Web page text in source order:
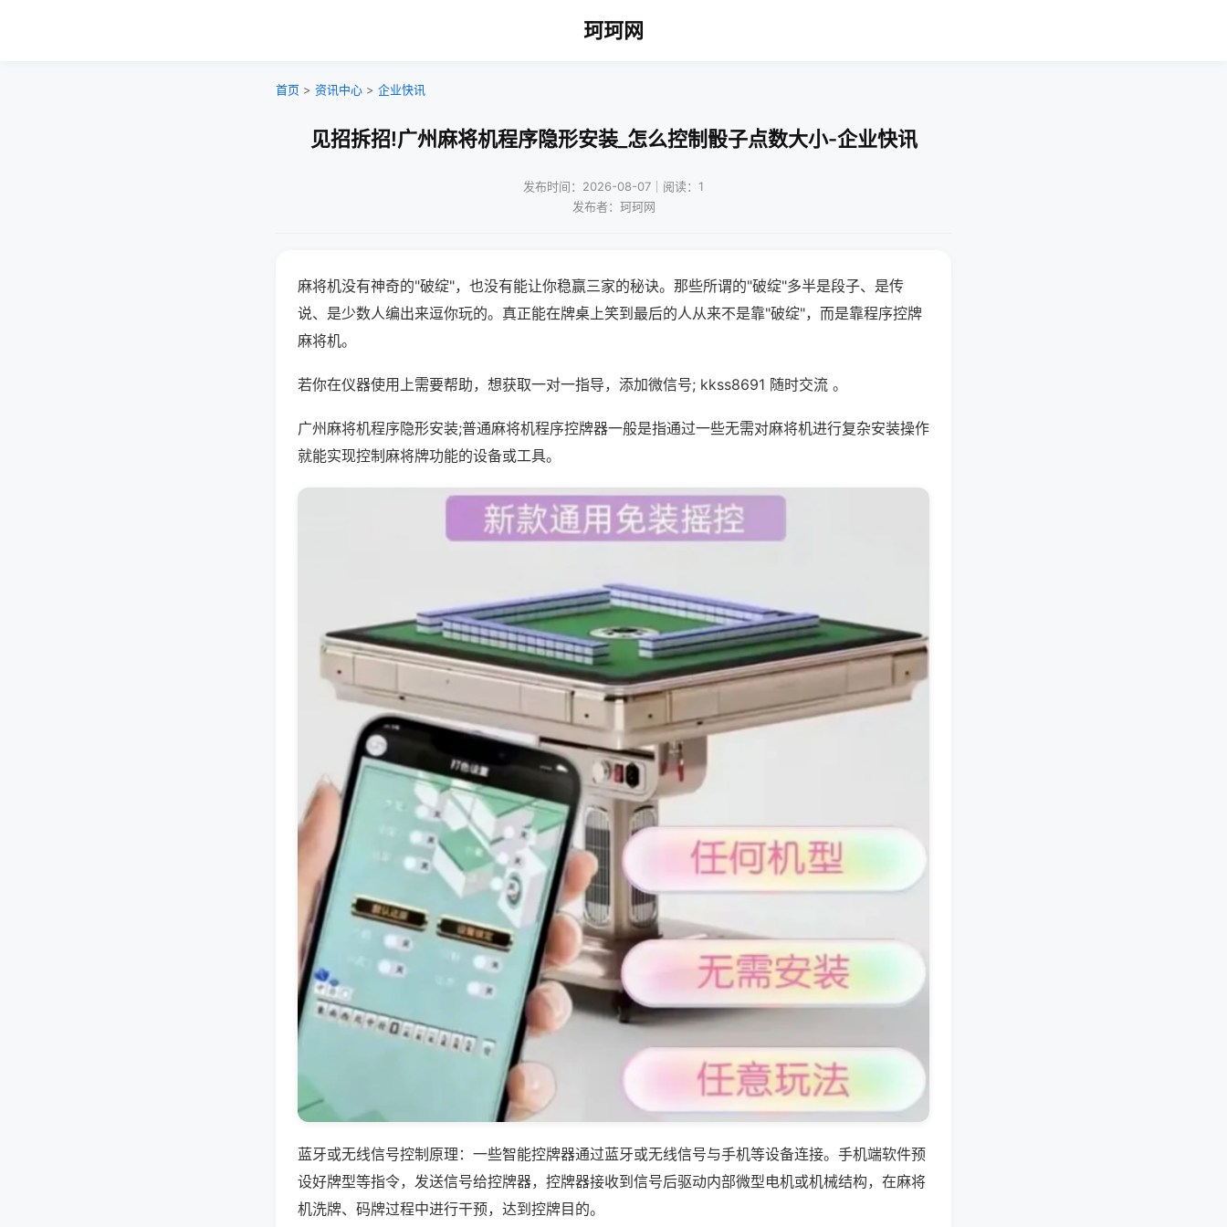
珂珂网
首页 > 资讯中心 > 企业快讯
见招拆招!广州麻将机程序隐形安装_怎么控制骰子点数大小-企业快讯
发布时间：2026-08-07｜阅读：1
发布者：珂珂网
麻将机没有神奇的"破绽"，也没有能让你稳赢三家的秘诀。那些所谓的"破绽"多半是段子、是传
说、是少数人编出来逗你玩的。真正能在牌桌上笑到最后的人从来不是靠"破绽"，而是靠程序控牌
麻将机。
若你在仪器使用上需要帮助，想获取一对一指导，添加微信号; kkss8691 随时交流 。
广州麻将机程序隐形安装;普通麻将机程序控牌器一般是指通过一些无需对麻将机进行复杂安装操作
就能实现控制麻将牌功能的设备或工具。
蓝牙或无线信号控制原理：一些智能控牌器通过蓝牙或无线信号与手机等设备连接。手机端软件预
设好牌型等指令，发送信号给控牌器，控牌器接收到信号后驱动内部微型电机或机械结构，在麻将
机洗牌、码牌过程中进行干预，达到控牌目的。